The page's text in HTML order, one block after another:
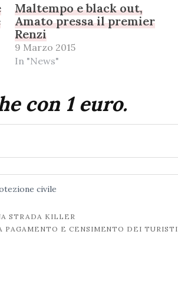
Maltempo e black out,
Amato pressa il premier
Renzi
9 Marzo 2015
In "News"
con 1 euro.
civile
STRADA KILLER
PAGAMENTO E CENSIMENTO DEI TURISTI